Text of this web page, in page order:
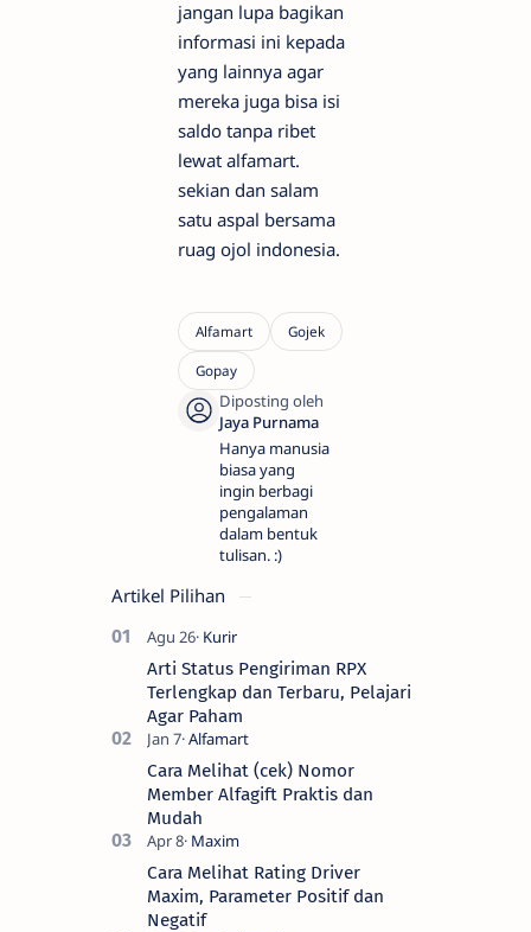
jangan lupa bagikan
informasi ini kepada
yang lainnya agar
mereka juga bisa isi
saldo tanpa ribet
lewat alfamart.
sekian dan salam
satu aspal bersama
ruag ojol indonesia.
Hanya manusia
biasa yang
ingin berbagi
pengalaman
dalam bentuk
tulisan. :)
Artikel Pilihan
Arti Status Pengiriman RPX
Terlengkap dan Terbaru, Pelajari
Agar Paham
Cara Melihat (cek) Nomor
Member Alfagift Praktis dan
Mudah
Cara Melihat Rating Driver
Maxim, Parameter Positif dan
Negatif